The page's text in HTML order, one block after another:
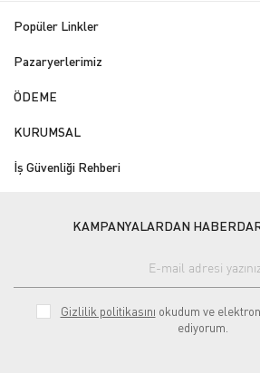
Popüler Linkler
Pazaryerlerimiz
ÖDEME
KURUMSAL
İş Güvenliği Rehberi
KAMPANYALARDAN
Gizlilik politikasını okudum ve
ediyorum.